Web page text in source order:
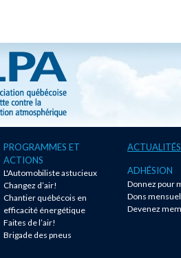
PROGRAMMES ET
ACTIONS
L'Automobiliste astucieux
Changez d’air!
Chantier québécois en
efficacité énergétique
Faites de l’air!
Brigade des pneus
ACTUALITÉS
ADHÉSION
Donnez pour
Dons
Devenez